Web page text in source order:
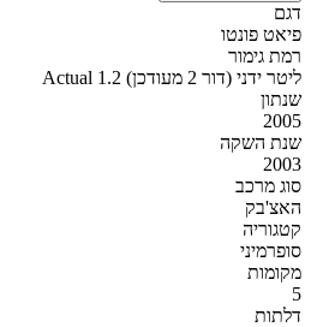
דגם
פיאט פונטו
רמת גימור
Actual 1.2 ליטר ידני (דור 2 מעודכן)
שנתון
2005
שנת השקה
2003
סוג מרכב
האצ'בק
קטגוריה
סופרמיני
מקומות
5
דלתות